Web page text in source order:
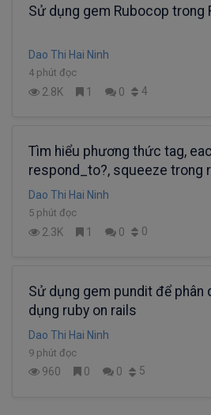
Sử dụng gem Rubocop trong
Dao Thi Hai Ninh
4 phút đọc
2.8K 1 0 4
Tìm hiểu phương thức tag,
respond_to?, squeeze trong
Dao Thi Hai Ninh
5 phút đọc
2.3K 1 0 0
Sử dụng gem pundit để phân
dụng ruby on rails
Dao Thi Hai Ninh
9 phút đọc
960 0 0 5